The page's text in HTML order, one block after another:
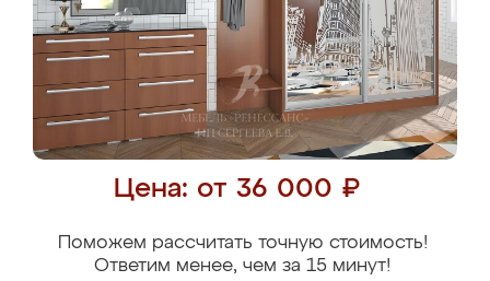
Цена: от 36 000 ₽
Поможем рассчитать точную стоимость!
Ответим менее, чем за 15 минут!